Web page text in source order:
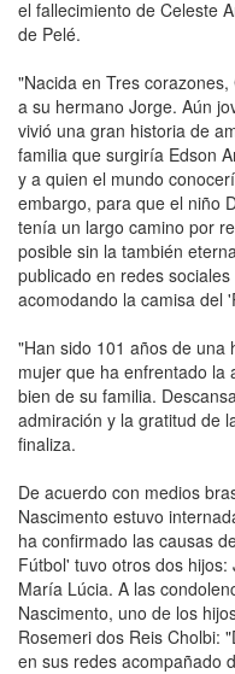
el fallecimiento de Celeste
de Pelé.
"Nacida en Tres
a su hermano Jorge. Aún
vivió una gran historia de
familia que surgiría Edson
y a quien el mundo
embargo, para que el niño
tenía un largo camino por
posible sin la también
publicado en redes
acomodando la camisa del
"Han sido 101 años de una
mujer que ha enfrentado la
bien de su familia.
admiración y la gratitud de
finaliza.
De acuerdo con medios
Nascimento estuvo
ha confirmado las causas
Fútbol' tuvo otros dos
María Lúcia. A las
Nascimento, uno de los
Rosemeri dos Reis Cholbi:
en sus redes acompañado